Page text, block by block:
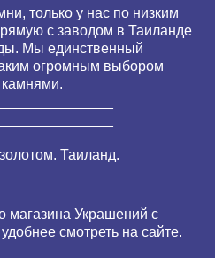
только у нас по низким
с заводом в Таиланде
Мы единственный
огромным выбором
Таиланд.
магазина Украшений с
смотреть на сайте.